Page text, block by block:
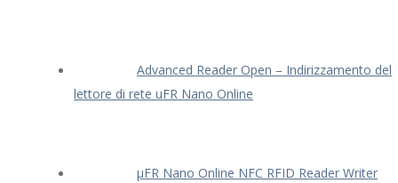
Advanced Reader Open – Indirizzamento del
lettore di rete uFR Nano Online
μFR Nano Online NFC RFID Reader Writer